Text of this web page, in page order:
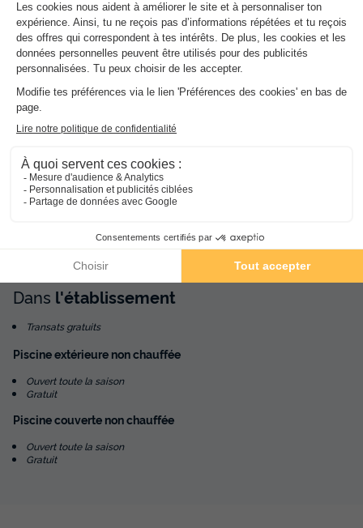
(les montants indiqués sont susceptibles d'évoluer au cours de la saison et
sont à titre indicatif, ils seront à régler sur place)
bassin et d'une pataugeoire pour les enfants.
Dans l'établissement
Transats gratuits
Piscine extérieure non chauffée
Ouvert toute la saison
Gratuit
Piscine couverte non chauffée
Ouvert toute la saison
Gratuit